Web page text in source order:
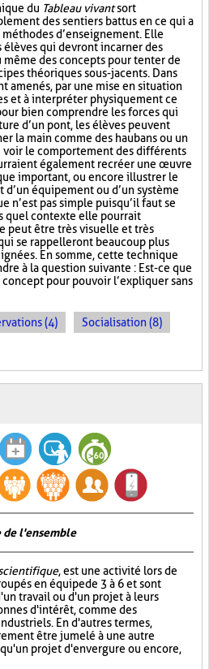
du Tableau vivantsort
des sentiers battus en ce qui a
d’enseignement. Elle
qui devront incarner des
même des concepts pour tenter de
théoriques sous-jacents. Dans
amenés, par une mise en situation
et à interpréter physiquement ce
bien comprendre les forces qui
d’un pont, les élèves peuvent
la main comme des haubans ou un
voir le comportement des différents
également recréer une œuvre
important, ou encore illustrer le
équipement ou d’un système
n’est pas simple puisqu’il faut se
quel contexte elle pourrait
peut être très visuelle et très
se rappelleront beaucoup plus
En somme, cette technique
à la question suivante : Est-ce que
pour pouvoir l’expliquer sans
(4) Socialisation (8)
de l'ensemble
, est une activité lors de
en équipe de 3 à 6 et sont
travail ou d'un projet à leurs
d'intérêt, comme des
En d'autres termes,
être jumelé à une autre
projet d'envergure ou encore,